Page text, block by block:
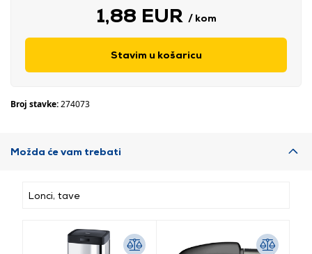
1,88 EUR / kom
Stavim u košaricu
Broj stavke:274073
Možda će vam trebati
Lonci, tave